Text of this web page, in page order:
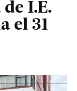
I.E.
el 31